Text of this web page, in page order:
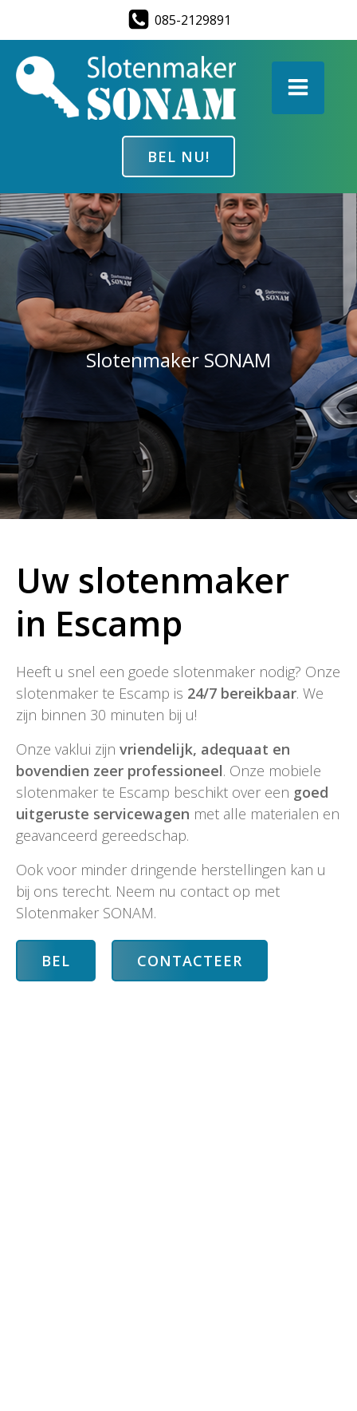
naar
inhoud
085-2129891
BEL NU!
Slotenmaker SONAM
Uw slotenmaker
in Escamp
Heeft u snel een goede slotenmaker nodig? Onze
slotenmaker te Escamp is 24/7 bereikbaar. We
zijn binnen 30 minuten bij u!
Onze vaklui zijn vriendelijk, adequaat en
bovendien zeer professioneel. Onze mobiele
slotenmaker te Escamp beschikt over een goed
uitgeruste servicewagen met alle materialen en
geavanceerd gereedschap.
Ook voor minder dringende herstellingen kan u
bij ons terecht. Neem nu contact op met
Slotenmaker SONAM.
BEL CONTACTEER